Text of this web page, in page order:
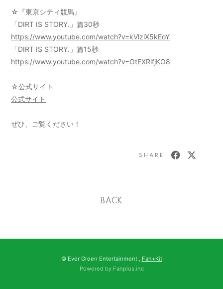
会員登録 ログイン
☆『東京シティ競馬』
「DIRT IS STORY.」篇30秒
https://www.youtube.com/watch?v=kVlziX5kEoY
「DIRT IS STORY.」篇15秒
https://www.youtube.com/watch?v=OtEXRlfjKO8
☆公式サイト
公式サイト
ぜひ、ご覧ください！
SHARE
BACK
© Ever Green Entertainment , Fan+Kit
Powered by Fanplus.inc